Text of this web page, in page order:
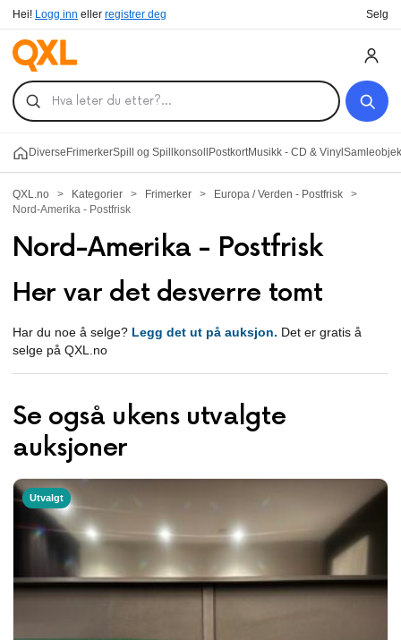
Hei! Logg inn eller registrer deg Selg
Diverse FrimerkerSpill og Spillkonsoll PostkortMusikk - CD & Vinyl
QXL.no > Kategorier > Frimerker > Europa / Verden - Postfrisk
>
Nord-Amerika - Postfrisk
Nord-Amerika - Postfrisk
Her var det desverre tomt
Har du noe å selge? Legg det ut på auksjon. Det er gratis å
selge på QXL.no
Se også ukens utvalgte
auksjoner
Utvalgt